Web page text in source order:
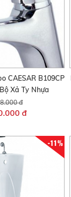
CAESAR B109CP
Xả Ty Nhựa
đ
đ
-11%